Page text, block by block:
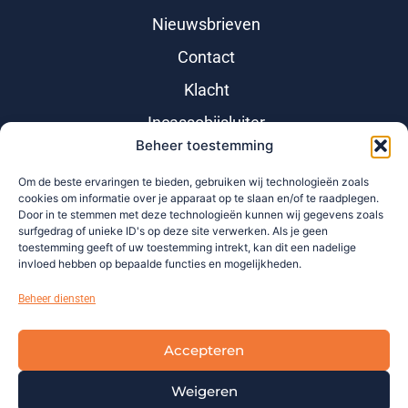
Beheer toestemming
Om de beste ervaringen te bieden, gebruiken wij technologieën zoals
cookies om informatie over je apparaat op te slaan en/of te raadplegen.
Door in te stemmen met deze technologieën kunnen wij gegevens zoals
surfgedrag of unieke ID's op deze site verwerken. Als je geen
toestemming geeft of uw toestemming intrekt, kan dit een nadelige
invloed hebben op bepaalde functies en mogelijkheden.
Beheer diensten
Accepteren
Weigeren
Nieuwsbrieven
Contact
Klacht
Incassobijsluiter
Copyright © 2021 |Colofon